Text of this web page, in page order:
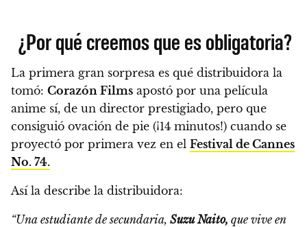
¿Por qué creemos que es obligatoria?
La primera gran sorpresa es qué distribuidora la
tomó: Corazón Films apostó por una película
anime sí, de un director prestigiado, pero que
consiguió ovación de pie (¡14 minutos!) cuando se
proyectó por primera vez en el Festival de Cannes
No. 74.
Así la describe la distribuidora:
“Una estudiante de secundaria, Suzu Naito, que vive en